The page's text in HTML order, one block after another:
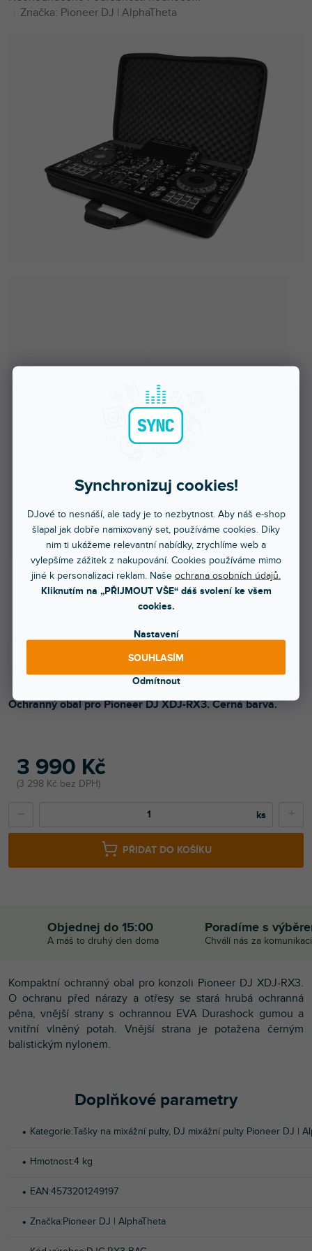
Synchronizuj cookies!
DJové to nesnáší, ale tady je to nezbytnost. Aby náš e-shop
šlapal jak dobře namixovaný set, používáme cookies. Díky
nim ti ukážeme relevantní nabídky, zrychlíme web a
vylepšíme zážitek z nakupování. Cookies používáme mimo
jiné k personalizaci reklam. Naše ochrana osobních údajů.
Kliknutím na „PŘIJMOUT VŠE“ dáš svolení ke všem
cookies.
Nastavení
Odmítnout
SOUHLASÍM
hodnocení
Značka: Pioneer DJ | AlphaTheta
3 990 Kč
3 298 Kč bez DPH
Více jak týden
PŘIDAT DO KOŠÍKU
Ochranný obal pro Pioneer DJ XDJ-RX3. Černá barva.
Objednej do 15:00
A máš to druhý den doma
Poradíme s
Chválí nás za komunikaci
Kompaktní ochranný obal pro konzoli Pioneer DJ XDJ-RX3.
O ochranu před nárazy a otřesy se stará hrubá ochranná
pěna, vnější strany s ochrannou EVA Durashock gumou a
vnitřní vlněný potah. Vnější strana je potažena černým
balistickým nylonem.
Doplňkové parametry
Kategorie:Tašky na mixážní pulty, DJ mixážní pulty Pioneer DJ |
Hmotnost:4 kg
EAN:4573201249197
Značka:Pioneer DJ | AlphaTheta